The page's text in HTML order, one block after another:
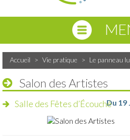
Accueil > Vie pratique > Le panneau
Salon des Artistes
Salle des Fêtes d’ÉcouchéDu 19